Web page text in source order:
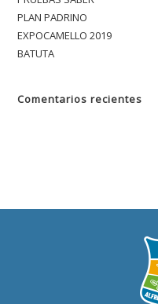
PLAN PADRINO
EXPOCAMELLO 2019
BATUTA
Comentarios recientes